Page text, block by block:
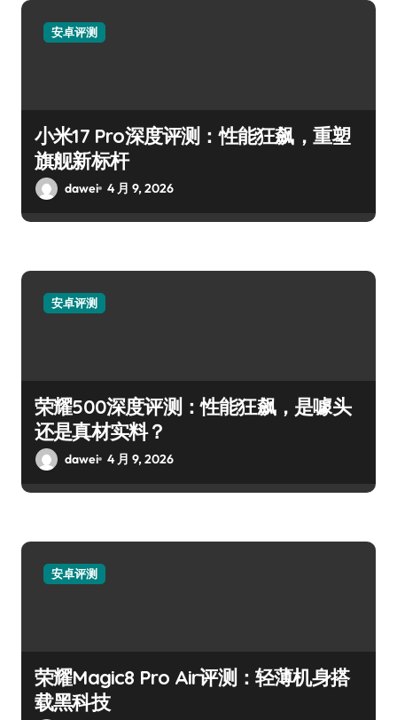
安卓评测
小米17 Pro深度评测：性能狂飙，重塑
旗舰新标杆
dawei 4 月 9, 2026
安卓评测
荣耀500深度评测：性能狂飙，是噱头
还是真材实料？
dawei 4 月 9, 2026
安卓评测
荣耀Magic8 Pro Air评测：轻薄机身搭
载黑科技